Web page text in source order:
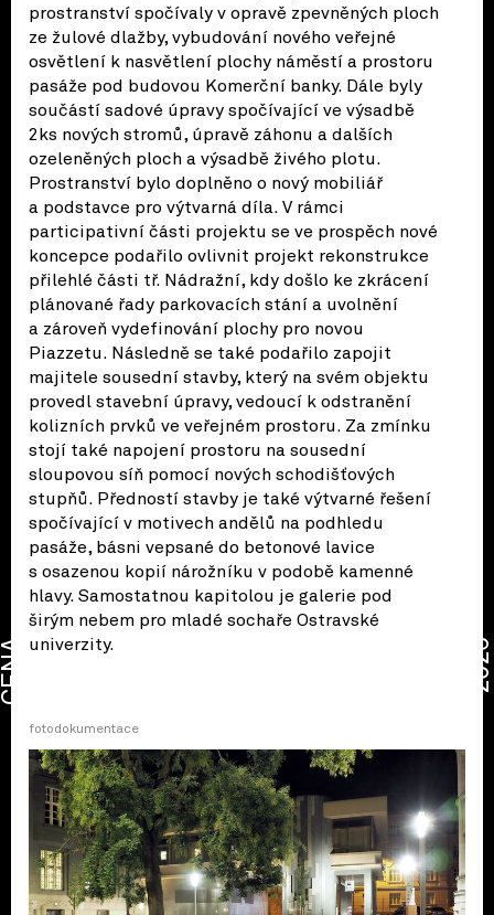
prostranství spočívaly v opravě zpevněných ploch
ze žulové dlažby, vybudování nového veřejné
osvětlení k nasvětlení plochy náměstí a prostoru
pasáže pod budovou Komerční banky. Dále byly
součástí sadové úpravy spočívající ve výsadbě
2ks nových stromů, úpravě záhonu a dalších
ozeleněných ploch a výsadbě živého plotu.
Prostranství bylo doplněno o nový mobiliář
a podstavce pro výtvarná díla. V rámci
participativní části projektu se ve prospěch nové
koncepce podařilo ovlivnit projekt rekonstrukce
přilehlé části tř. Nádražní, kdy došlo ke zkrácení
plánované řady parkovacích stání a uvolnění
a zároveň vydefinování plochy pro novou
Piazzetu. Následně se také podařilo zapojit
majitele sousední stavby, který na svém objektu
provedl stavební úpravy, vedoucí k odstranění
kolizních prvků ve veřejném prostoru. Za zmínku
stojí také napojení prostoru na sousední
sloupovou síň pomocí nových schodišťových
stupňů. Předností stavby je také výtvarné řešení
spočívající v motivech andělů na podhledu
pasáže, básni vepsané do betonové lavice
s osazenou kopií nárožníku v podobě kamenné
hlavy. Samostatnou kapitolou je galerie pod
širým nebem pro mladé sochaře Ostravské
univerzity.
fotodokumentace
CENA 2026